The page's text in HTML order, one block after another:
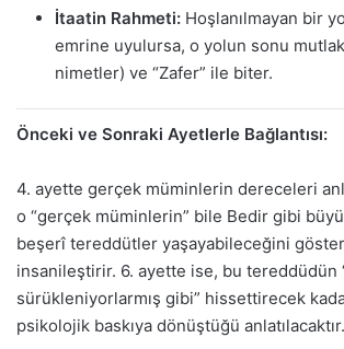
İtaatin Rahmeti: Hoşlanılmayan bir
emrine uyulursa, o yolun sonu
nimetler) ve “Zafer” ile biter.
Önceki ve Sonraki Ayetlerle Bağlantısı:
4. ayette gerçek müminlerin dereceleri
o “gerçek müminlerin” bile Bedir gibi
beşerî tereddütler yaşayabileceğini
insanileştirir. 6. ayette ise, bu tereddüdün
sürükleniyorlarmış gibi” hissettirecek
psikolojik baskıya dönüştüğü anlatılacaktır.